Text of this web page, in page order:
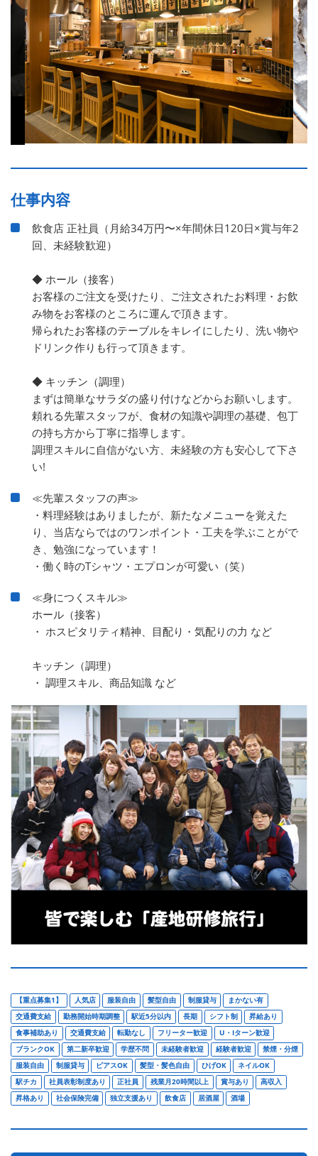
仕事内容
飲食店 正社員（月給34万円〜×年間休日120日×賞与年2
回、未経験歓迎）
◆ ホール（接客）
お客様のご注文を受けたり、ご注文されたお料理・お飲
み物をお客様のところに運んで頂きます。
帰られたお客様のテーブルをキレイにしたり、洗い物や
ドリンク作りも行って頂きます。
◆ キッチン（調理）
まずは簡単なサラダの盛り付けなどからお願いします。
頼れる先輩スタッフが、食材の知識や調理の基礎、包丁
の持ち方から丁寧に指導します。
調理スキルに自信がない方、未経験の方も安心して下さ
い!
≪先輩スタッフの声≫
・料理経験はありましたが、新たなメニューを覚えた
り、当店ならではのワンポイント・工夫を学ぶことがで
き、勉強になっています！
・働く時のTシャツ・エプロンが可愛い（笑）
≪身につくスキル≫
ホール（接客）
・ ホスピタリティ精神、目配り・気配りの力 など
キッチン（調理）
・ 調理スキル、商品知識 など
【重点募集1】 人気店 服装自由 髪型自由 制服貸与
まかない有
交通費支給
勤務開始時期調整 駅近5分以内 長期 シフト制
昇給あり
食事補助あり
交通費支給 転勤なし フリーター歓迎
U・Iターン歓迎
ブランクOK
第二新卒歓迎 学歴不問 未経験者歓迎 経験者歓迎
禁煙・分煙
服装自由
制服貸与 ピアスOK 髪型・髪色自由 ひげOK
ネイルOK
駅チカ
社員表彰制度あり 正社員 残業月20時間以上 賞与あり
高収入
昇格あり
社会保険完備 独立支援あり 飲食店 居酒屋 酒場